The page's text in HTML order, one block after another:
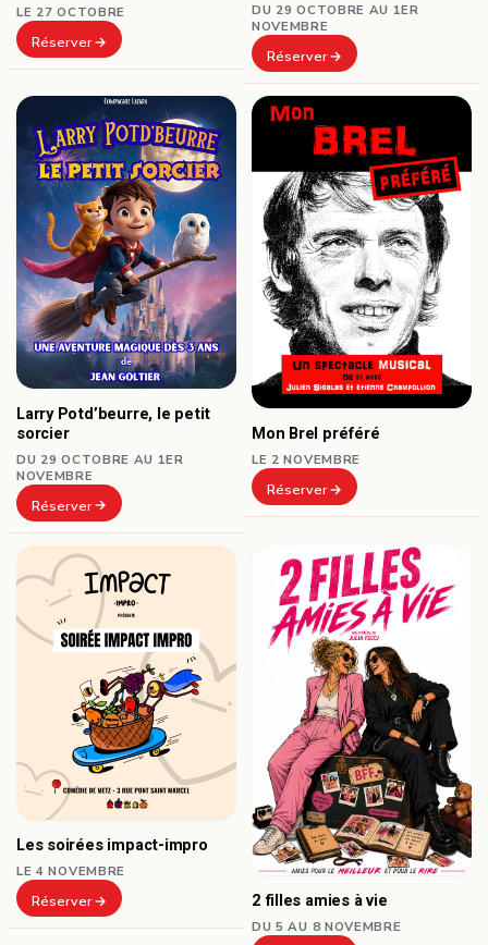
LE 27 OCTOBRE
Réserver
DU 29 OCTOBRE AU 1ER
NOVEMBRE
Réserver
Larry Potd’beurre, le petit
sorcier
DU 29 OCTOBRE AU 1ER
NOVEMBRE
Réserver
Mon Brel préféré
LE 2 NOVEMBRE
Réserver
Les soirées impact-impro
LE 4 NOVEMBRE
Réserver 2 filles amies à vie
DU 5 AU 8 NOVEMBRE